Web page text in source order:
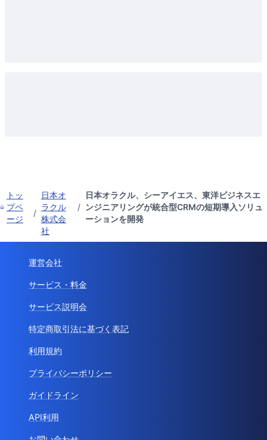
トッ
プペ
ージ
/
日本オ
ラクル
株式会
社
/
日本オラクル、シーアイエス、東洋ビジネスエ
ンジニアリングが統合型CRMの短期導入ソリュ
ーションを開発
運営会社
サービス・料金
サービス説明会
特定商取引法に基づく表記
利用規約
プライバシーポリシー
ガイドライン
API利用